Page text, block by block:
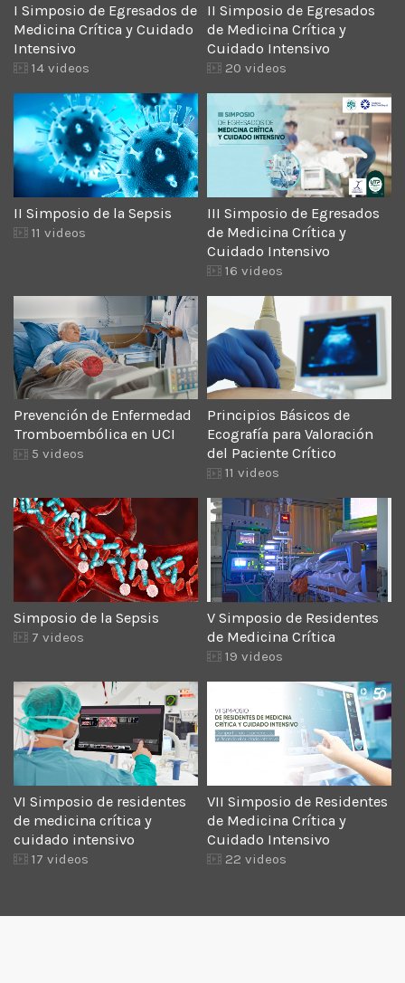
I Simposio de Egresados de
Medicina Crítica y Cuidado
Intensivo
14 videos
II Simposio de Egresados
de Medicina Crítica y
Cuidado Intensivo
20 videos
II Simposio de la Sepsis
11 videos
III Simposio de Egresados
de Medicina Crítica y
Cuidado Intensivo
16 videos
Prevención de Enfermedad
Tromboembólica en UCI
5 videos
Principios Básicos de
Ecografía para Valoración
del Paciente Crítico
11 videos
Simposio de la Sepsis
7 videos
V Simposio de Residentes
de Medicina Crítica
19 videos
VI Simposio de residentes
de medicina crítica y
cuidado intensivo
17 videos
VII Simposio de Residentes
de Medicina Crítica y
Cuidado Intensivo
22 videos